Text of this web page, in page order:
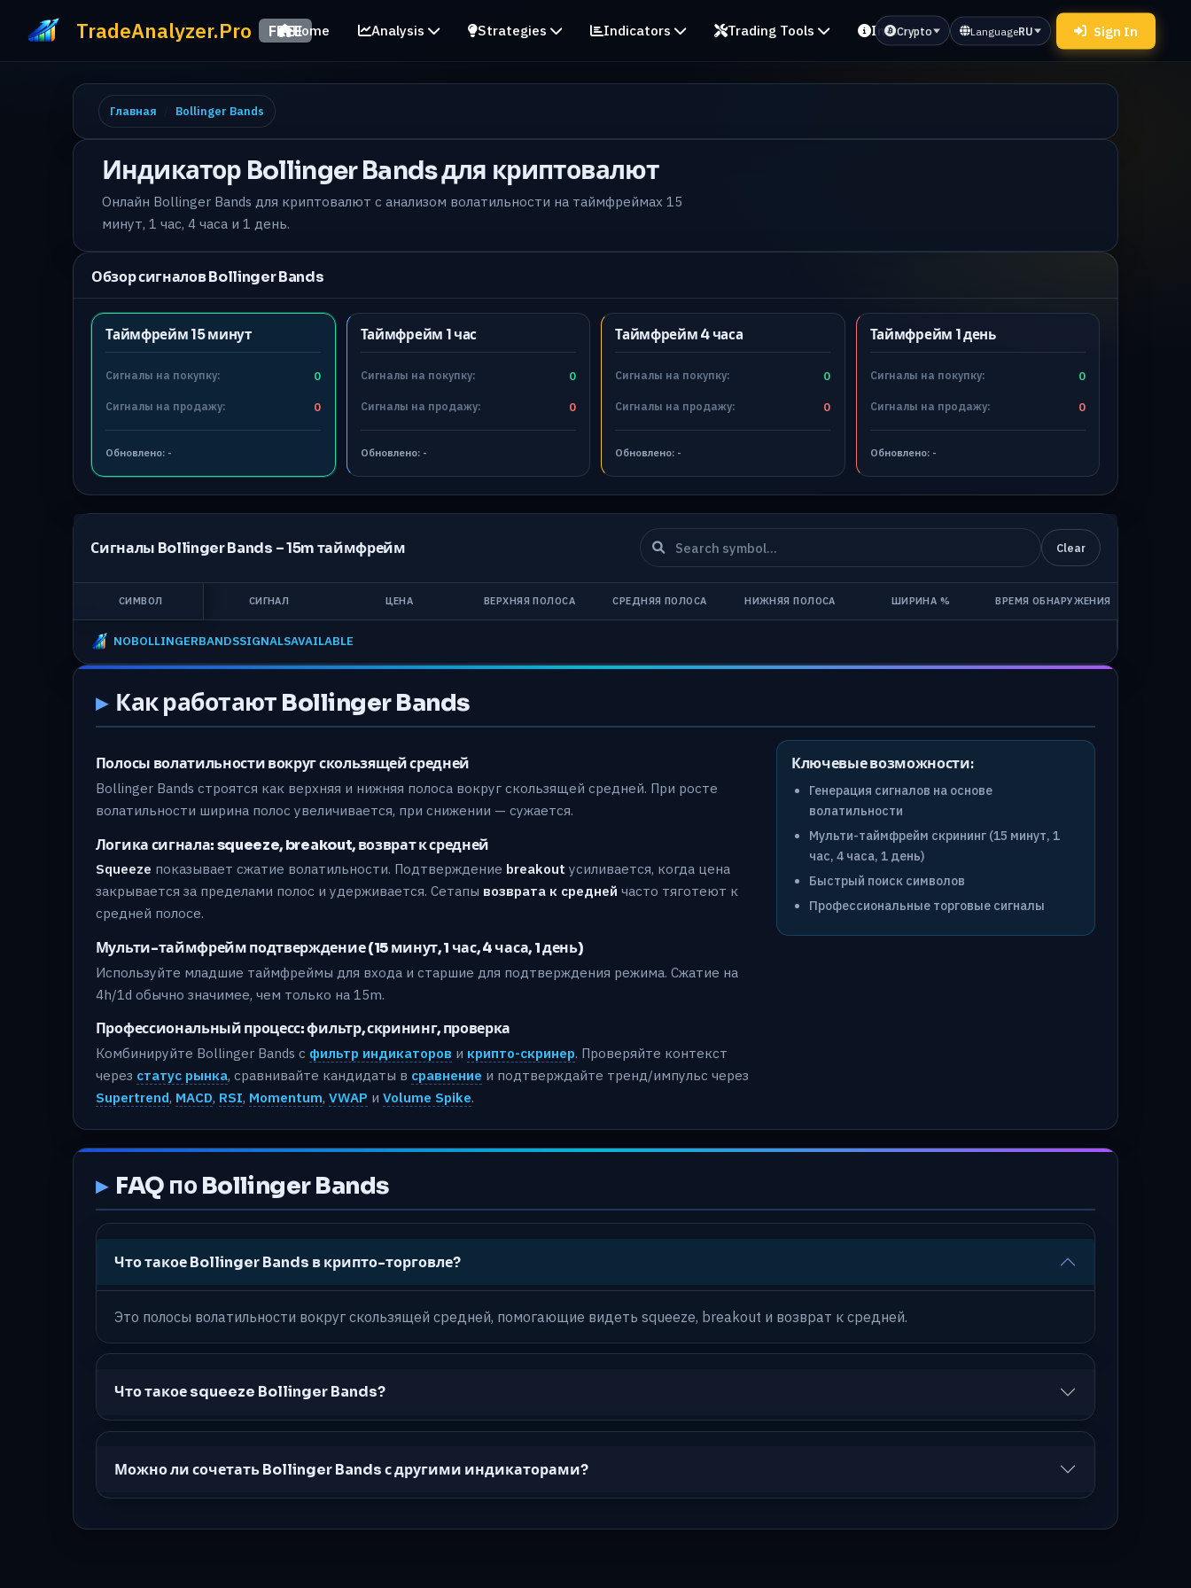
TradeAnalyzer.Pro FREEHome Analysis Strategies Indicators Trading Tools InfoCrypto LanguageRU Sign In
Главная Bollinger Bands
Индикатор Bollinger Bands для криптовалют
Онлайн Bollinger Bands для криптовалют с анализом волатильности на таймфреймах 15
минут, 1 час, 4 часа и 1 день.
Обзор сигналов Bollinger Bands
Таймфрейм 15 минут
Сигналы на покупку: 0
Сигналы на продажу: 0
Обновлено: -
Таймфрейм 1 час
Сигналы на покупку: 0
Сигналы на продажу: 0
Обновлено: -
Таймфрейм 4 часа
Сигналы на покупку: 0
Сигналы на продажу: 0
Обновлено: -
Таймфрейм 1 день
Сигналы на покупку: 0
Сигналы на продажу: 0
Обновлено: -
Сигналы Bollinger Bands –15mтаймфрейм Clear
СИМВОЛ СИГНАЛ ЦЕНА ВЕРХНЯЯ ПОЛОСА СРЕДНЯЯ ПОЛОСА НИЖНЯЯ ПОЛОСА ШИРИНА % ВРЕМЯ ОБНАРУЖЕНИЯ
NOBOLLINGERBANDSSIGNALSAVAILABLE
Как работают Bollinger Bands
Полосы волатильности вокруг скользящей средней
Bollinger Bands строятся как верхняя и нижняя полоса вокруг скользящей средней. При росте
волатильности ширина полос увеличивается, при снижении — сужается.
Логика сигнала: squeeze, breakout, возврат к средней
Squeeze показывает сжатие волатильности. Подтверждение breakout усиливается, когда цена
закрывается за пределами полос и удерживается. Сетапы возврата к средней часто тяготеют к
средней полосе.
Мульти-таймфрейм подтверждение (15 минут, 1 час, 4 часа, 1 день)
Используйте младшие таймфреймы для входа и старшие для подтверждения режима. Сжатие на
4h/1d обычно значимее, чем только на 15m.
Профессиональный процесс: фильтр, скрининг, проверка
Комбинируйте Bollinger Bands с фильтр индикаторов и крипто-скринер. Проверяйте контекст
через статус рынка, сравнивайте кандидаты в сравнение и подтверждайте тренд/импульс через
Supertrend, MACD, RSI, Momentum, VWAP и Volume Spike.
Ключевые возможности:
Генерация сигналов на основе
волатильности
Мульти-таймфрейм скрининг (15 минут, 1
час, 4 часа, 1 день)
Быстрый поиск символов
Профессиональные торговые сигналы
FAQ по Bollinger Bands
Что такое Bollinger Bands в крипто-торговле?
Это полосы волатильности вокруг скользящей средней, помогающие видеть squeeze, breakout и возврат к средней.
Что такое squeeze Bollinger Bands?
Можно ли сочетать Bollinger Bands с другими индикаторами?